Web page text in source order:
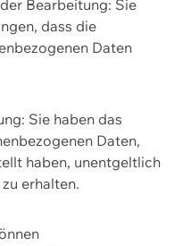
Bearbeitung: Sie
dass die
Daten
Sie haben das
Daten,
haben, unentgeltlich
erhalten.